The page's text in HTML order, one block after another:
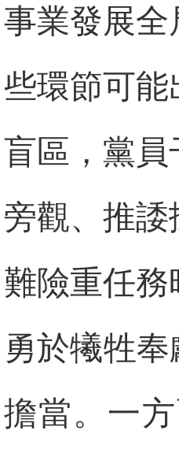
事業發展
些環節可
盲區，黨
旁觀、推
難險重任
勇於犧牲
擔當。一